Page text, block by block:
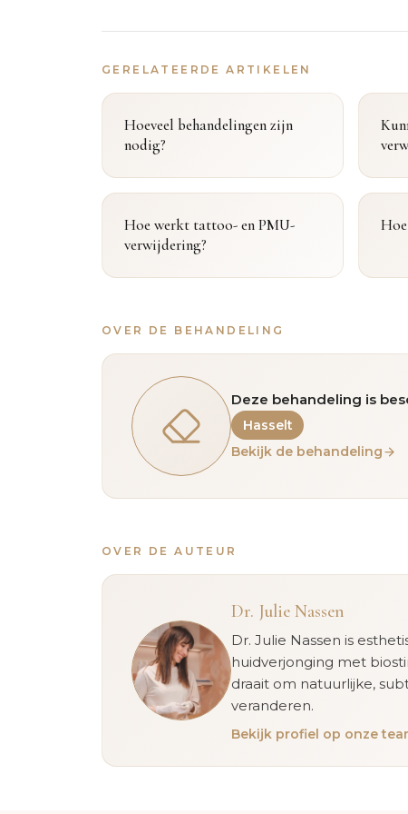
GERELATEERDE ARTIKELEN
Hoeveel behandelingen zijn
nodig?
Hoe werkt tattoo- en PMU-
verwijdering?
OVER DE BEHANDELING
Deze behandeling is
Hasselt
Bekijk de behandeling
OVER DE AUTEUR
Dr. Julie Nassen
Dr. Julie Nassen is
huidverjonging met
draait om natuurlijke,
veranderen.
Bekijk profiel op onze